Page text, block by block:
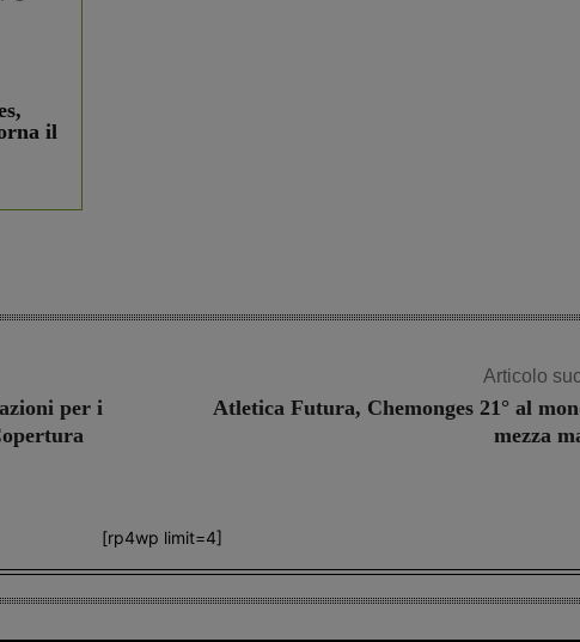
il
per i
Articolo
Atletica Futura, Chemonges 21° al
mezza
[rp4wp limit=4]